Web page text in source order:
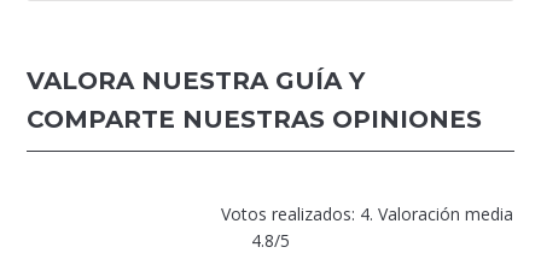
VALORA NUESTRA GUÍA Y
COMPARTE NUESTRAS OPINIONES
Votos realizados: 4. Valoración media
4.8/5